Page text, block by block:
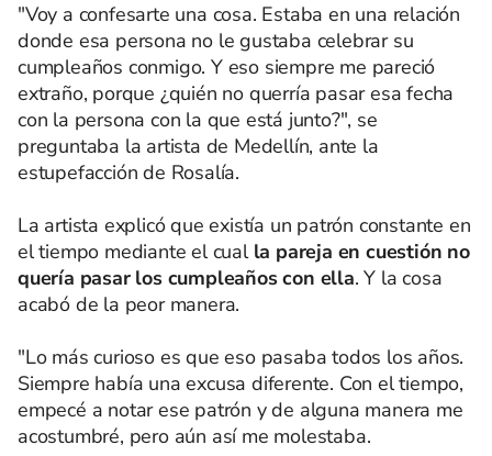
"Voy a confesarte una cosa. Estaba en una relación
donde esa persona no le gustaba celebrar su
cumpleaños conmigo. Y eso siempre me pareció
extraño, porque ¿quién no querría pasar esa fecha
con la persona con la que está junto?", se
preguntaba la artista de Medellín, ante la
estupefacción de Rosalía.
La artista explicó que existía un patrón constante en
el tiempo mediante el cual la pareja en cuestión no
quería pasar los cumpleaños con ella. Y la cosa
acabó de la peor manera.
"Lo más curioso es que eso pasaba todos los años.
Siempre había una excusa diferente. Con el tiempo,
empecé a notar ese patrón y de alguna manera me
acostumbré, pero aún así me molestaba.